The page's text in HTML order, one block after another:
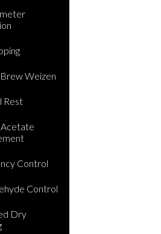
Weizen
Rest
Control
Control
Dry